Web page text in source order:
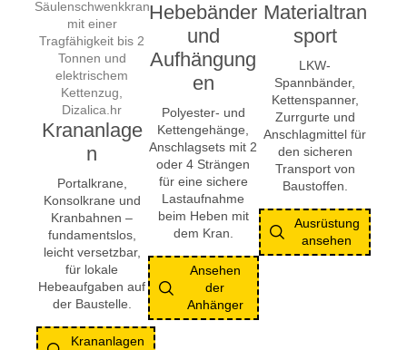
Krananlage
n
Portalkrane,
Konsolkrane und
Kranbahnen –
fundamentslos,
leicht versetzbar,
für lokale
Hebeaufgaben auf
der Baustelle.
Krananlagen
Hebebänder
und
Aufhängung
en
Polyester- und
Kettengehänge,
Anschlagsets mit 2
oder 4 Strängen
für eine sichere
Lastaufnahme
beim Heben mit
dem Kran.
Ansehen
der
Anhänger
Materialtran
sport
LKW-
Spannbänder,
Kettenspanner,
Zurrgurte und
Anschlagmittel für
den sicheren
Transport von
Baustoffen.
Ausrüstung
ansehen